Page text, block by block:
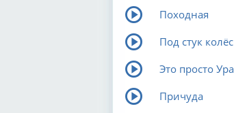
Походная
Под стук колёс
Это просто
Причуда